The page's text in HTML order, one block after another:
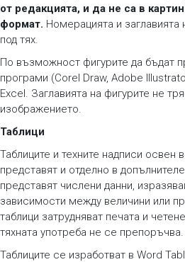
от редакцията, и да не са в
формат. Номерацията и заглавията
под тях.
По възможност фигурите да бъдат
програми (Corel Draw, Adobe
Excel. Заглавията на фигурите не
изображението.
Таблици
Таблиците и техните надписи освен
представят и отделно в
представят числени данни,
зависимости между величини или
таблици затрудняват печата и
тяхната употреба не се препоръчва.
Таблиците се изработват в Word